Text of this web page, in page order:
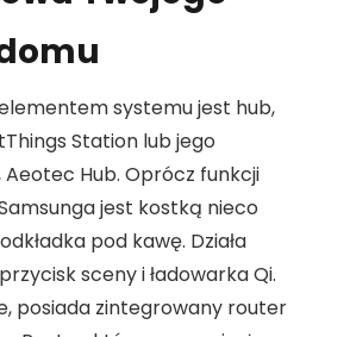
systemu jest hub,
Station lub jego
Hub. Oprócz funkcji
jest kostką nieco
pod kawę. Działa
sceny i ładowarka Qi.
posiada zintegrowany router